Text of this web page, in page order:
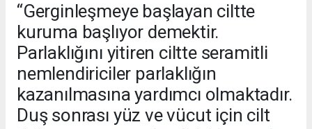
“Gerginleşmeye başlayan ciltte
kuruma başlıyor demektir.
Parlaklığını yitiren ciltte seramitli
nemlendiriciler parlaklığın
kazanılmasına yardımcı olmaktadır.
Duş sonrası yüz ve vücut için cilt